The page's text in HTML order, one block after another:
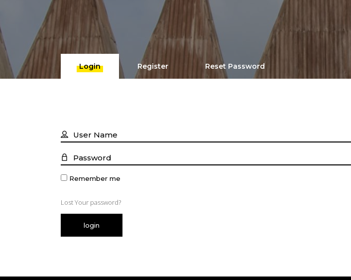
Login Register Reset Password
Remember me
Lost Your password?
login